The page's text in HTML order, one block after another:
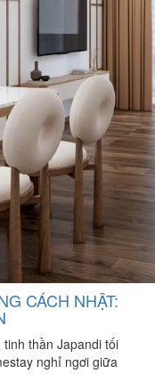
CÁCH NHẬT:
thần Japandi tối
nghỉ ngơi giữa